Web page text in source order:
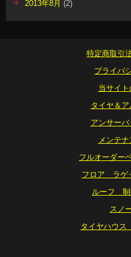
2013年8月 (2)
特定商取引
プライバ
当サイ
タイヤ＆
アンサー
メンテ
フルオーダー
フロア ラゲ
ルーフ 制
スノ
タイヤハウ